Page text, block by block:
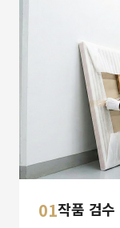
01작품 검수